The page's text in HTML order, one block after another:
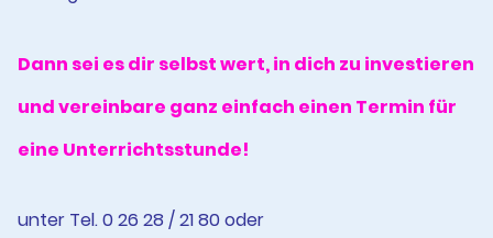
Dann sei es dir selbst wert, in dich zu investieren
und vereinbare ganz einfach einen Termin für
eine Unterrichtsstunde!
unter Tel. 0 26 28 / 21 80 oder